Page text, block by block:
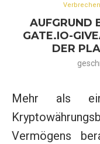
AUFGRUND
GATE.IO-
DER
Mehr als
Vermögens